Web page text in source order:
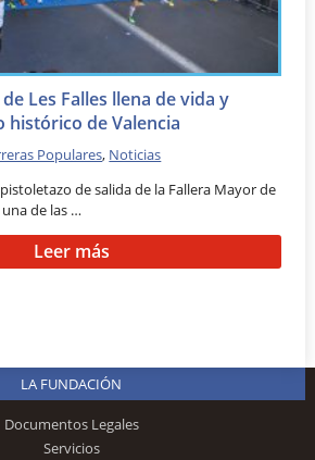
Les Falles llena de vida y
histórico de Valencia
Populares, Noticias
de salida de la Fallera Mayor de
de las …
Leer más
LA FUNDACIÓN
Documentos Legales
Servicios